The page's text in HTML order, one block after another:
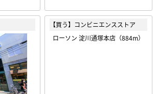
【買う】コンビニエンスストア
ローソン 淀川通塚本店（884m）